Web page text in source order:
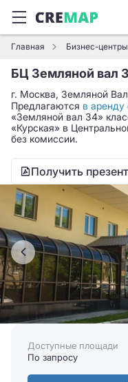
Главная Бизнес-центры
БЦ Земляной вал
г. Москва, Земляной
Предлагаются в
«Земляной вал 34»
«Курская» в
без комиссии.
Получить
Доступные площади
По запросу